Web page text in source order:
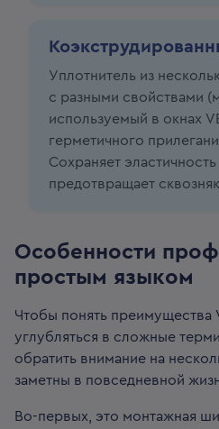
Уплотнитель из
с разными свойствами
используемый в окнах
герметичного
Сохраняет
предотвращает
Особенности
простым языком
Чтобы понять преимущества
углубляться в сложные
обратить внимание на
заметны в повседневной
Во-первых, это монтажная